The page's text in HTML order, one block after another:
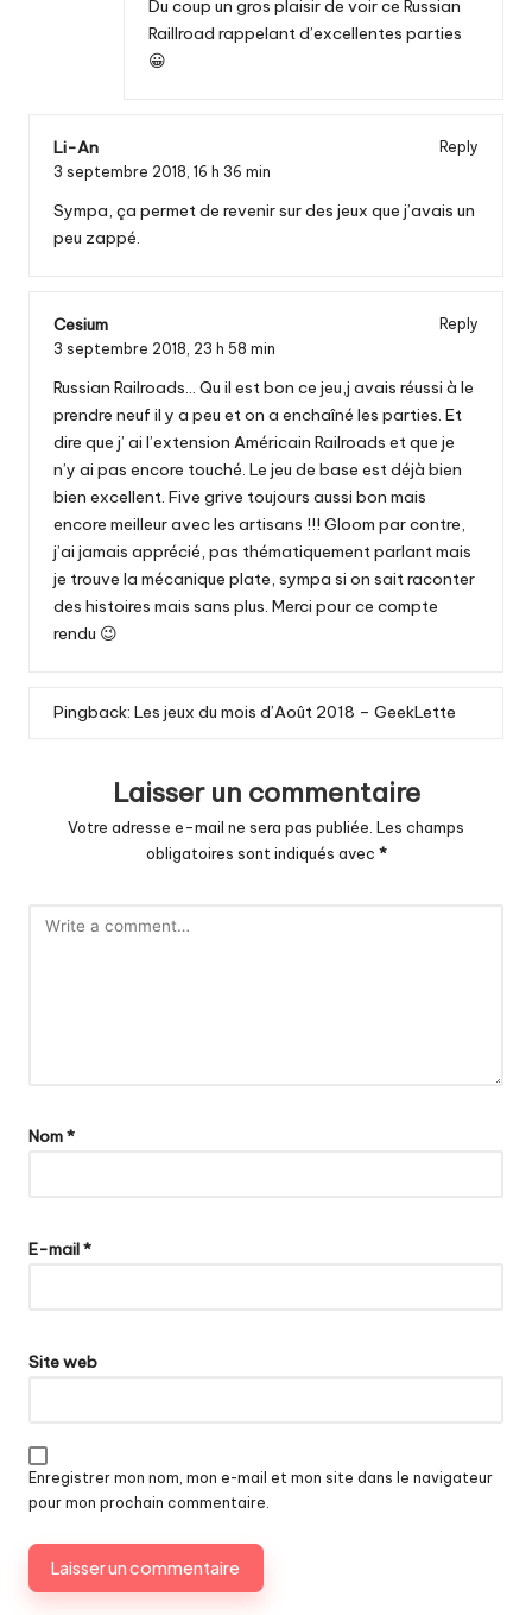
Du coup un gros plaisir de voir ce Russian
Raillroad rappelant d’excellentes parties
😀
Li-An
Reply
3 septembre 2018, 16 h 36 min
Sympa, ça permet de revenir sur des jeux que j’avais un
peu zappé.
Cesium
Reply
3 septembre 2018, 23 h 58 min
Russian Railroads… Qu il est bon ce jeu,j avais réussi à le
prendre neuf il y a peu et on a enchaîné les parties. Et
dire que j’ ai l’extension Américain Railroads et que je
n’y ai pas encore touché. Le jeu de base est déjà bien
bien excellent. Five grive toujours aussi bon mais
encore meilleur avec les artisans !!! Gloom par contre,
j’ai jamais apprécié, pas thématiquement parlant mais
je trouve la mécanique plate, sympa si on sait raconter
des histoires mais sans plus. Merci pour ce compte
rendu 😉
Pingback: Les jeux du mois d’Août 2018 – GeekLette
Laisser un commentaire
Votre adresse e-mail ne sera pas publiée. Les champs
obligatoires sont indiqués avec *
Nom*
E-mail*
Site web
Enregistrer mon nom, mon e-mail et mon site dans le navigateur
pour mon prochain commentaire.